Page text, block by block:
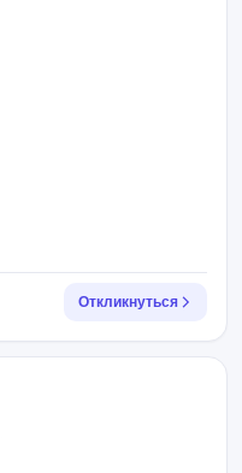
Откликнуться